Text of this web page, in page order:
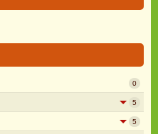
0
5
5